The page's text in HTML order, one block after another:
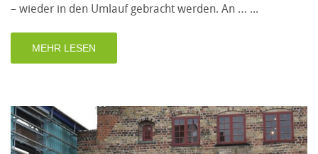
– wieder in den Umlauf gebracht werden. An …
MEHR LESEN